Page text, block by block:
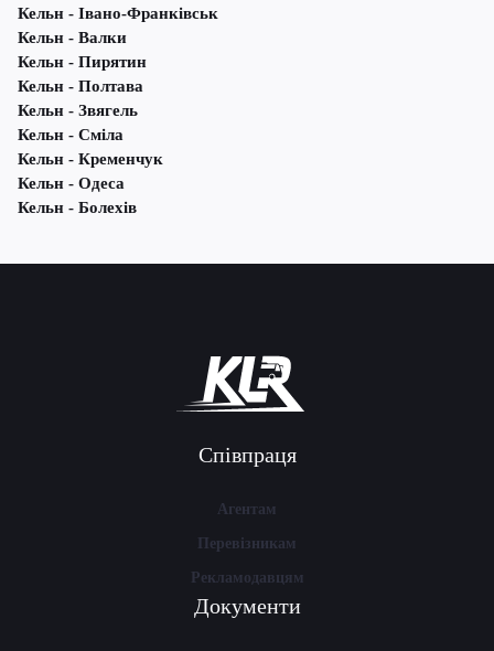
Кельн - Івано-Франківськ
Кельн - Валки
Кельн - Пирятин
Кельн - Полтава
Кельн - Звягель
Кельн - Сміла
Кельн - Кременчук
Кельн - Одеса
Кельн - Болехів
Співпраця
Агентам
Перевізникам
Рекламодавцям
Документи